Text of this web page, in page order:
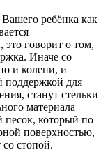
ребёнка как
говорит о том,
Иначе со
и колени, и
поддержкой для
станут стельки
материала
который по
поверхностью,
стопой.